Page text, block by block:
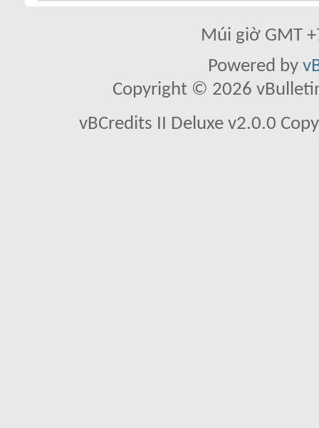
Múi giờ GMT
Powered by
Copyright © 2026
vBCredits II Deluxe v2.0.0